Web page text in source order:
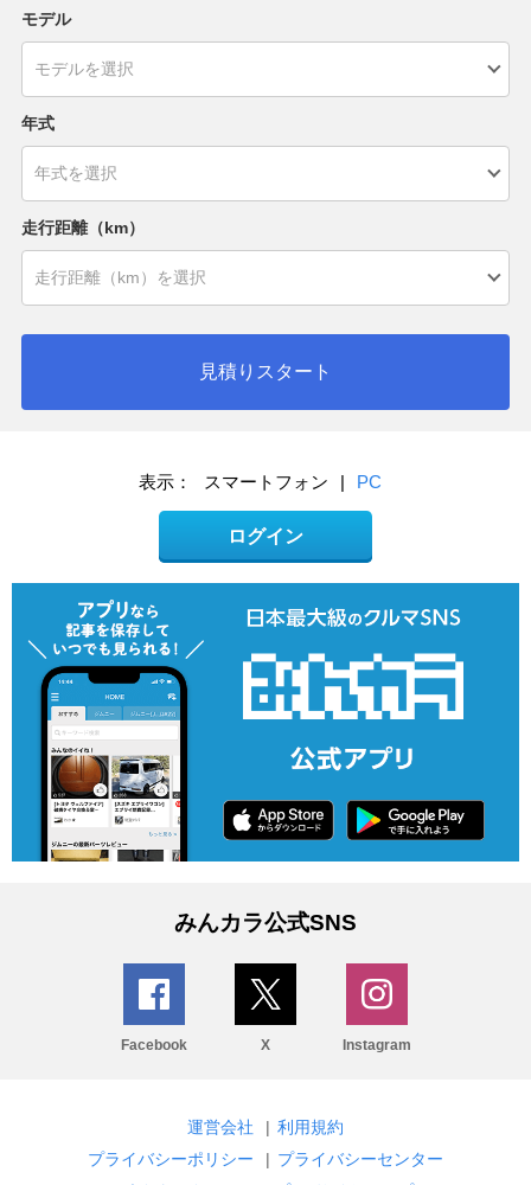
モデル
年式
走行距離（km）
見積りスタート
表示： スマートフォン PC
ログイン
みんカラ公式SNS
Facebook X Instagram
運営会社 | 利用規約
プライバシーポリシー
| プライバシーセンター